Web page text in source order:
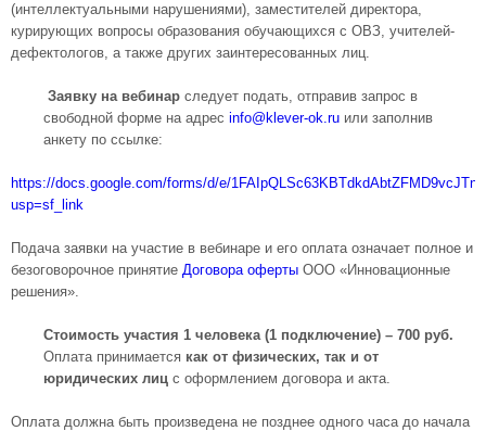
(интеллектуальными нарушениями), заместителей директора,
курирующих вопросы образования обучающихся с ОВЗ, учителей-
дефектологов, а также других заинтересованных лиц.
Заявку на вебинар следует подать, отправив запрос в
свободной форме на адрес info@klever-ok.ru или заполнив
анкету по ссылке:
https://docs.google.com/forms/d/e/
usp=sf_link
Подача заявки на участие в вебинаре и его оплата означает полное и
безоговорочное принятие Договора оферты ООО «Инновационные
решения».
Стоимость участия 1 человека (1 подключение) – 700 руб.
Оплата принимается как от физических, так и от
юридических лиц с оформлением договора и акта.
Оплата должна быть произведена не позднее одного часа до начала